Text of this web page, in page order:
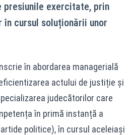
presiunile exercitate, prin
cursul soluționării unor
în abordarea managerială
actului de justiție și
judecătorilor care
în primă instanță a
politice), în cursul aceleiași